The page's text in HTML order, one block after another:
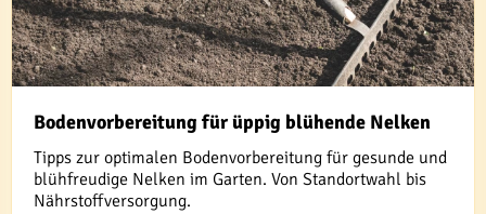
Bodenvorbereitung für üppig blühende Nelken
Tipps zur optimalen Bodenvorbereitung für gesunde und
blühfreudige Nelken im Garten. Von Standortwahl bis
Nährstoffversorgung.